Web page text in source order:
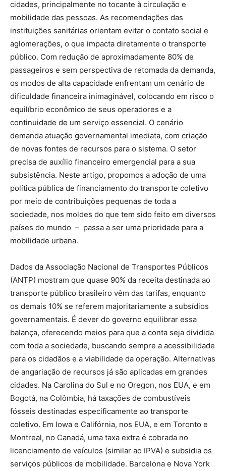
cidades, principalmente no tocante à circulação e
mobilidade das pessoas. As recomendações das
instituições sanitárias orientam evitar o contato social e
aglomerações, o que impacta diretamente o transporte
público. Com redução de aproximadamente 80% de
passageiros e sem perspectiva de retomada da demanda,
os modos de alta capacidade enfrentam um cenário de
dificuldade financeira inimaginável, colocando em risco o
equilíbrio econômico de seus operadores e a
continuidade de um serviço essencial. O cenário
demanda atuação governamental imediata, com criação
de novas fontes de recursos para o sistema. O setor
precisa de auxílio financeiro emergencial para a sua
subsistência. Neste artigo, propomos a adoção de uma
política pública de financiamento do transporte coletivo
por meio de contribuições pequenas de toda a
sociedade, nos moldes do que tem sido feito em diversos
países do mundo – passa a ser uma prioridade para a
mobilidade urbana.
Dados da Associação Nacional de Transportes Públicos
(ANTP) mostram que quase 90% da receita destinada ao
transporte público brasileiro vêm das tarifas, enquanto
os demais 10% se referem majoritariamente a subsídios
governamentais. É dever do governo equilibrar essa
balança, oferecendo meios para que a conta seja dividida
com toda a sociedade, buscando sempre a acessibilidade
para os cidadãos e a viabilidade da operação. Alternativas
de angariação de recursos já são aplicadas em grandes
cidades. Na Carolina do Sul e no Oregon, nos EUA, e em
Bogotá, na Colômbia, há taxações de combustíveis
fósseis destinadas especificamente ao transporte
coletivo. Em Iowa e Califórnia, nos EUA, e em Toronto e
Montreal, no Canadá, uma taxa extra é cobrada no
licenciamento de veículos (similar ao IPVA) e subsidia os
serviços públicos de mobilidade. Barcelona e Nova York